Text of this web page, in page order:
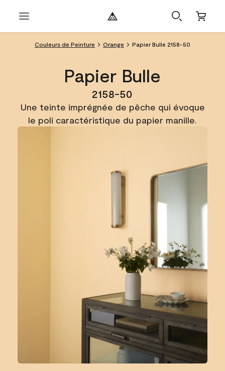
Couleurs de Peinture Orange Papier Bulle 2158-50
Papier Bulle
2158-50
Une teinte imprégnée de pêche qui évoque
le poli caractéristique du papier manille.